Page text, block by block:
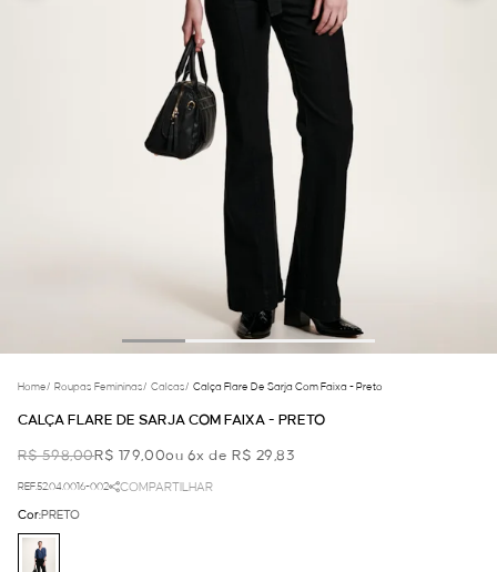
Home/ Roupas Femininas/ Calcas/ Calça Flare De Sarja Com Faixa - Preto
CALÇA FLARE DE SARJA COM FAIXA - PRETO
R$ 598,00R$ 179,00ou 6x de R$ 29,83
REF.52.04.0016-002 COMPARTILHAR
Cor:PRETO